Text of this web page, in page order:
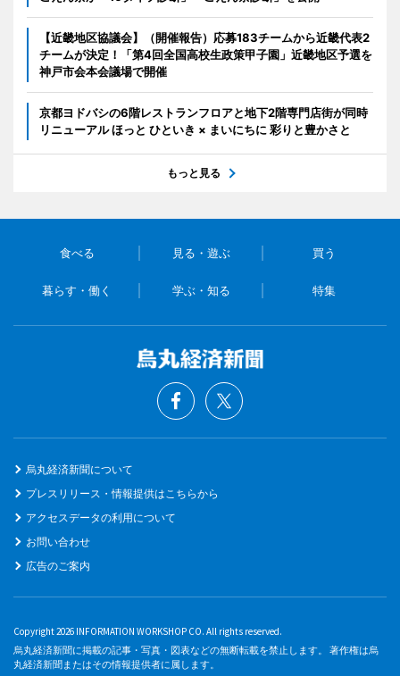
【近畿地区協議会】（開催報告）応募183チームから近畿代表2
チームが決定！「第4回全国高校生政策甲子園」近畿地区予選を
神戸市会本会議場で開催
京都ヨドバシの6階レストランフロアと地下2階専門店街が同時
リニューアル ほっと ひといき × まいにちに 彩りと豊かさと
もっと見る
食べる 見る・遊ぶ 買う
暮らす・働く 学ぶ・知る 特集
烏丸経済新聞について
プレスリリース・情報提供はこちらから
アクセスデータの利用について
お問い合わせ
広告のご案内
Copyright 2026 INFORMATION WORKSHOP CO. All rights reserved.
烏丸経済新聞に掲載の記事・写真・図表などの無断転載を禁止します。 著作権は烏
丸経済新聞またはその情報提供者に属します。